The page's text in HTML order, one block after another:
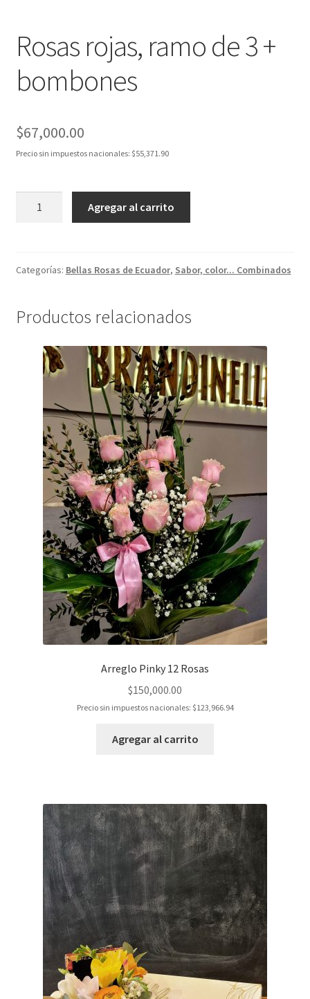
Rosas rojas, ramo de 3 +
bombones
$67,000.00
Precio sin impuestos nacionales: $55,371.90
3
cantidad
Agregar al carrito
Categorías: Bellas Rosas de Ecuador, Sabor, color... Combinados
Productos relacionados
Arreglo Pinky 12 Rosas
$150,000.00
Precio sin impuestos nacionales: $123,966.94
Agregar al carrito